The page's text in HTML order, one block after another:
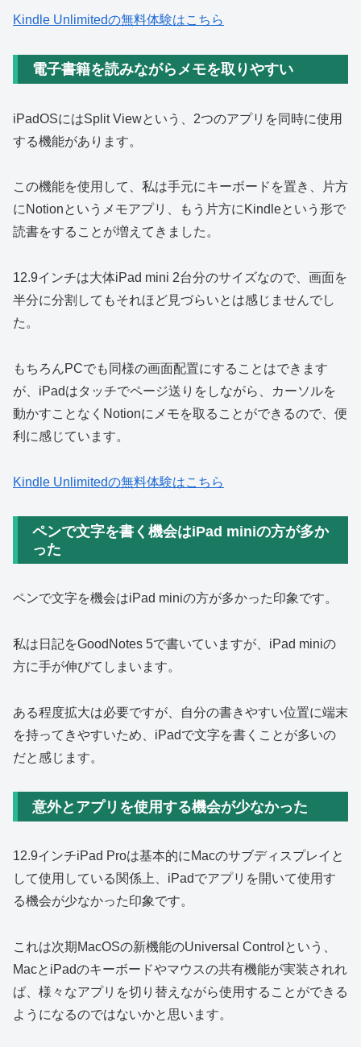
Kindle Unlimitedの無料体験はこちら
電子書籍を読みながらメモを取りやすい
iPadOSにはSplit Viewという、2つのアプリを同時に使用
する機能があります。
この機能を使用して、私は手元にキーボードを置き、片方
にNotionというメモアプリ、もう片方にKindleという形で
読書をすることが増えてきました。
12.9インチは大体iPad mini 2台分のサイズなので、画面を
半分に分割してもそれほど見づらいとは感じませんでし
た。
もちろんPCでも同様の画面配置にすることはできます
が、iPadはタッチでページ送りをしながら、カーソルを
動かすことなくNotionにメモを取ることができるので、便
利に感じています。
Kindle Unlimitedの無料体験はこちら
ペンで文字を書く機会はiPad miniの方が多か
った
ペンで文字を機会はiPad miniの方が多かった印象です。
私は日記をGoodNotes 5で書いていますが、iPad miniの
方に手が伸びてしまいます。
ある程度拡大は必要ですが、自分の書きやすい位置に端末
を持ってきやすいため、iPadで文字を書くことが多いの
だと感じます。
意外とアプリを使用する機会が少なかった
12.9インチiPad Proは基本的にMacのサブディスプレイと
して使用している関係上、iPadでアプリを開いて使用す
る機会が少なかった印象です。
これは次期MacOSの新機能のUniversal Controlという、
MacとiPadのキーボードやマウスの共有機能が実装されれ
ば、様々なアプリを切り替えながら使用することができる
ようになるのではないかと思います。